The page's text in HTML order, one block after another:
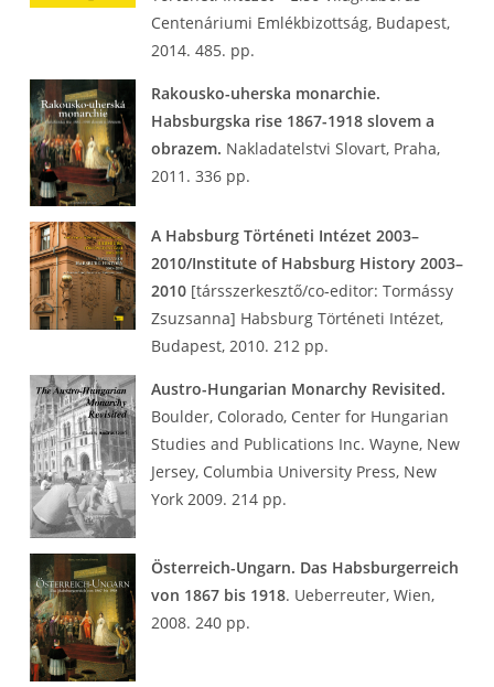
Centenáriumi Emlékbizottság, Budapest,
2014. 485. pp.
Rakousko-uherska monarchie.
Habsburgska rise 1867-1918 slovem a
obrazem. Nakladatelstvi Slovart, Praha,
2011. 336 pp.
A Habsburg Történeti Intézet 2003–
2010/Institute of Habsburg History 2003–
2010 [társszerkesztő/co‑editor: Tormássy
Zsuzsanna] Habsburg Történeti Intézet,
Budapest, 2010. 212 pp.
Austro-Hungarian Monarchy Revisited.
Boulder, Colorado, Center for Hungarian
Studies and Publications Inc. Wayne, New
Jersey, Columbia University Press, New
York 2009. 214 pp.
Österreich-Ungarn. Das Habsburgerreich
von 1867 bis 1918. Ueberreuter, Wien,
2008. 240 pp.